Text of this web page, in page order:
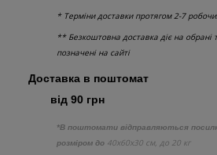
* Терміни доставки протягом 2-7
** Безкоштовна доставка діє на обрані
позначені на сайті
Доставка в поштомат
від 90 грн
*В поштомати відправляються
розміром до 40х60х30 см, до 20 кг